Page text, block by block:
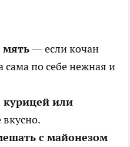
мять— если кочан
сама по себе нежная и
курицей или
с майонезом